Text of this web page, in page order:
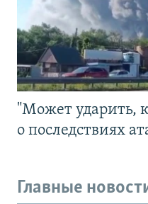
"Может ударить,
о последствиях
Главные